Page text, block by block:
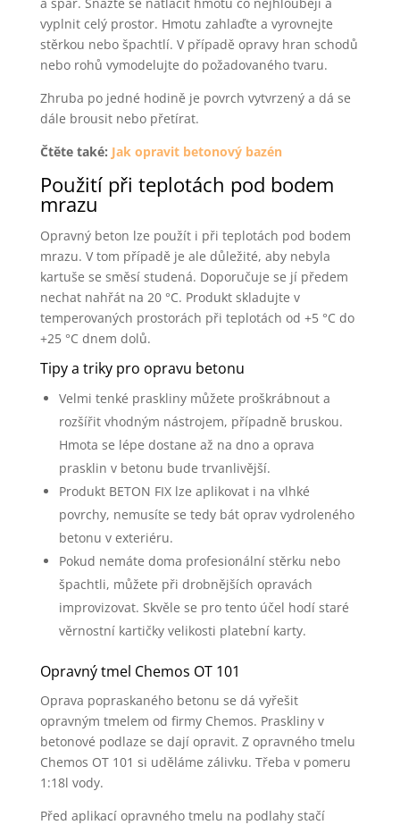
vyplnit celý prostor. Hmotu zahlaďte a vyrovnejte
stěrkou nebo špachtlí. V případě opravy hran schodů
nebo rohů vymodelujte do požadovaného tvaru.
Zhruba po jedné hodině je povrch vytvrzený a dá se
dále brousit nebo přetírat.
Čtěte také: Jak opravit betonový bazén
Použití při teplotách pod bodem
mrazu
Opravný beton lze použít i při teplotách pod bodem
mrazu. V tom případě je ale důležité, aby nebyla
kartuše se směsí studená. Doporučuje se jí předem
nechat nahřát na 20 °C. Produkt skladujte v
temperovaných prostorách při teplotách od +5 °C do
+25 °C dnem dolů.
Tipy a triky pro opravu betonu
Velmi tenké praskliny můžete proškrábnout a
rozšířit vhodným nástrojem, případně bruskou.
Hmota se lépe dostane až na dno a oprava
prasklin v betonu bude trvanlivější.
Produkt BETON FIX lze aplikovat i na vlhké
povrchy, nemusíte se tedy bát oprav vydroleného
betonu v exteriéru.
Pokud nemáte doma profesionální stěrku nebo
špachtli, můžete při drobnějších opravách
improvizovat. Skvěle se pro tento účel hodí staré
věrnostní kartičky velikosti platební karty.
Opravný tmel Chemos OT 101
Oprava popraskaného betonu se dá vyřešit
opravným tmelem od firmy Chemos. Praskliny v
betonové podlaze se dají opravit. Z opravného tmelu
Chemos OT 101 si uděláme zálivku. Třeba v pomeru
1:18l vody.
Před aplikací opravného tmelu na podlahy stačí